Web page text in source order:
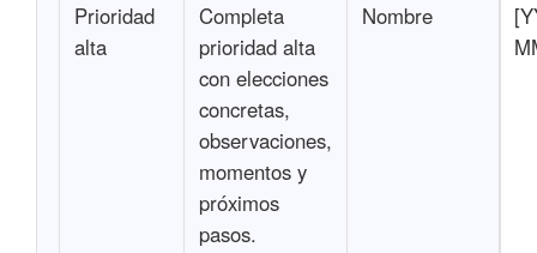
Prioridad
alta
Completa
prioridad alta
con elecciones
concretas,
observaciones,
momentos y
próximos
pasos.
Nombre